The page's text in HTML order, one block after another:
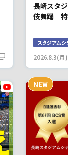
長崎スタ
伎舞踊 特
スタジアムシ
2026.8.3(月)